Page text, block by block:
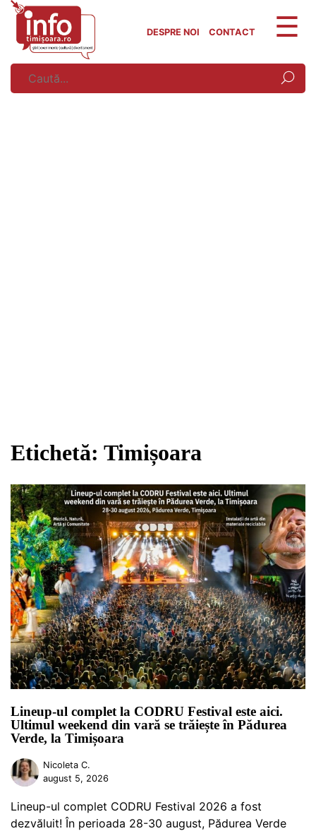
Skip
content
DESPRE NOI CONTACT
Etichetă: Timișoara
Lineup-ul complet la CODRU Festival este aici.
Ultimul weekend din vară se trăiește în Pădurea
Verde, la Timișoara
Nicoleta C.
august 5, 2026
Lineup-ul complet CODRU Festival 2026 a fost
dezvăluit! În perioada 28-30 august, Pădurea Verde